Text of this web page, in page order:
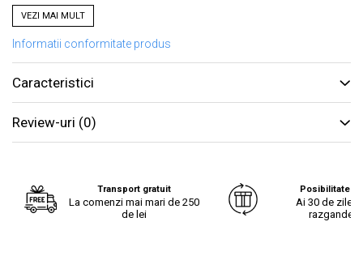
Umplutura din bilute de poliester Superball
permeabilitate si un grad de revenire deosebit.
Potrivita pentru toate pozitiile de somn
Informatii tehnice
Dimensiune: 60 x 60 cm
Material umplutura: 100% poliester din bilute marca
VEZI MAI MULT
Informatii conformitate produs
Caracteristici
Review-uri (0)
Transport gratuit
La comenzi mai mari de 250
de lei
Posibilitate
Ai 30 de zile